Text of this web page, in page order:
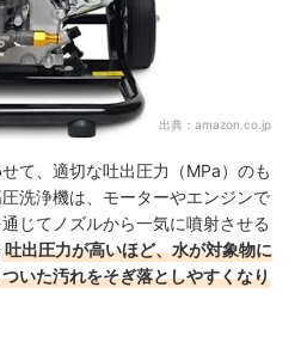
出典： amazon.co.jp
て、適切な吐出圧力（MPa）のも
洗浄機は、モーターやエンジンで
じてノズルから一気に噴射させる
吐出圧力が高いほど、水が対象物に
いた汚れをそぎ落としやすくなり